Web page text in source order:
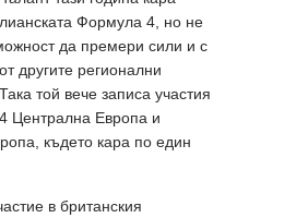
Формула 4, но не
да премери сили и с
другите регионални
той вече записа участия
Централна Европа и
където кара по един
в британския